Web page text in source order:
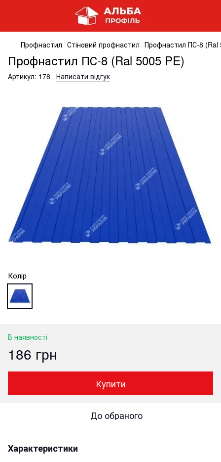
Профнастил Стіновий профнастил Профнастил ПС-8 (Ral
Профнастил ПС-8 (Ral 5005 PE)
Артикул: 178 Написати відгук
Колір
В наявності
186 грн
Купити
До обраного
Характеристики